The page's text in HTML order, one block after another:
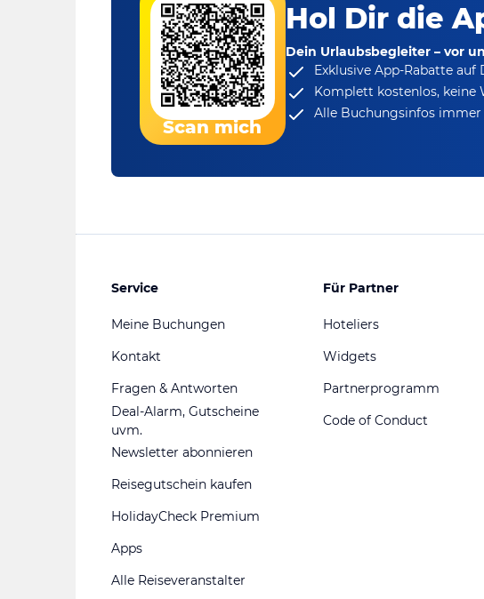
Scan mich
Hol Dir die
Dein Urlaubsbegleiter – vor
Exklusive App-Rabatteauf
Komplett kostenlos, keine
Alle Buchungsinfos
Service
Meine Buchungen
Kontakt
Fragen & Antworten
Deal-Alarm, Gutscheine
uvm.
Newsletter abonnieren
Reisegutschein kaufen
HolidayCheck Premium
Apps
Alle Reiseveranstalter
Für Partner
Hoteliers
Widgets
Partnerprogramm
Code of Conduct